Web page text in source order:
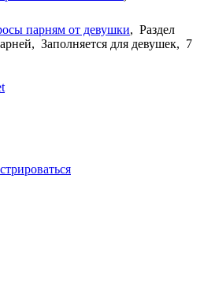
парням от девушки, Раздел
Заполняется для девушек, 7